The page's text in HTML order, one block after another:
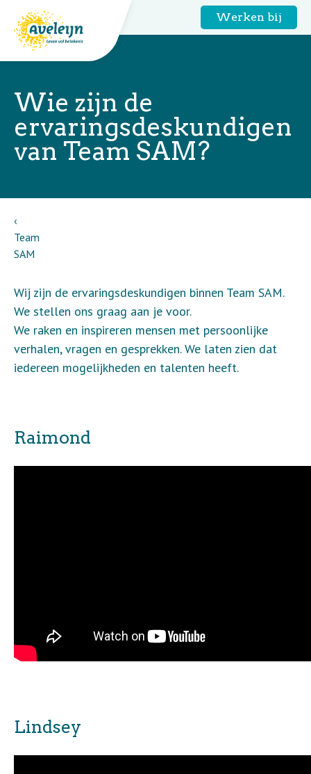
Werken bij
Wie zijn de
ervaringsdeskundigen
van Team SAM?
Team
SAM
Wij zijn de ervaringsdeskundigen binnen Team SAM.
We stellen ons graag aan je voor.
We raken en inspireren mensen met persoonlijke
verhalen, vragen en gesprekken. We laten zien dat
iedereen mogelijkheden en talenten heeft.
Raimond
Lindsey